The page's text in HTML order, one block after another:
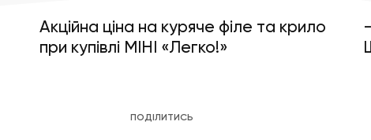
Акційна ціна на куряче філе та крило
при купівлі МІНІ «Легко!»
ПОДІЛИТИСЬ